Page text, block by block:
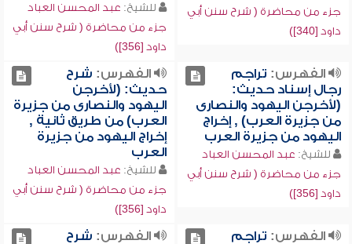
جزء من محاضرة ( شرح سنن أبي
داود [340])
للشيخ: عبد المحسن العباد
جزء من محاضرة ( شرح سنن أبي
داود [356])
الفهرس: تراجم
رجال إسناد حديث:
(لأخرجن اليهود والنصارى
من جزيرة العرب) , إخراج
اليهود من جزيرة العرب
للشيخ: عبد المحسن العباد
جزء من محاضرة ( شرح سنن أبي
داود [356])
الفهرس: شرح
حديث: (لأخرجن
اليهود والنصارى من جزيرة
العرب) من طريق ثانية ,
إخراج اليهود من جزيرة
العرب
للشيخ: عبد المحسن العباد
جزء من محاضرة ( شرح سنن أبي
داود [356])
الفهرس: تراجم
الفهرس: شرح